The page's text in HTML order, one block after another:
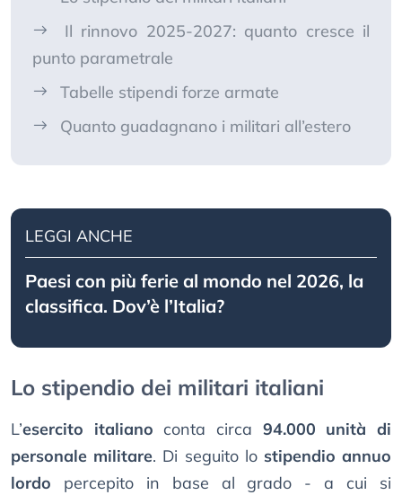
Il rinnovo 2025-2027: quanto cresce il
punto parametrale
Tabelle stipendi forze armate
Quanto guadagnano i militari all’estero
LEGGI ANCHE
Paesi con più ferie al mondo nel 2026, la
classifica. Dov’è l’Italia?
Lo stipendio dei militari italiani
L’esercito italiano conta circa 94.000 unità di
personale militare. Di seguito lo stipendio annuo
lordo percepito in base al grado - a cui si